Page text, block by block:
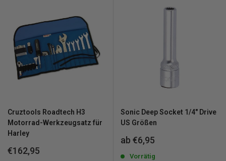
Cruztools Roadtech H3
Motorrad-Werkzeugsatz für
Harley
Sonderpreis
€162,95
Sonic Deep Socket 1/4" Drive
US Größen
Sonderpreis
ab €6,95
Vorrätig